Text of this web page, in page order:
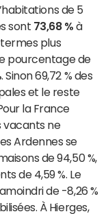
de 5
sont 73,68 % à
plus
pourcentage de
. Sinon 69,72 % des
et le reste
la France
vacants ne
Ardennes se
de 94,50 %,
de 4,59 %. Le
de -8,26 %
À Hierges,